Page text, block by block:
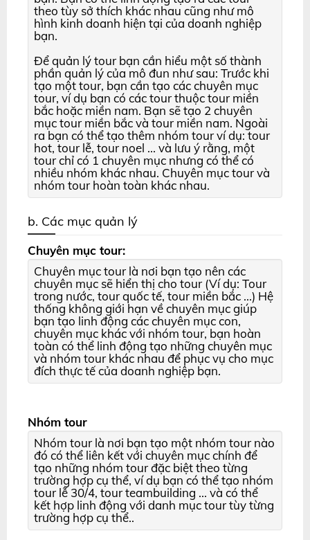
theo tùy sở thích khác nhau cũng như mô
hình kinh doanh hiện tại của doanh nghiệp
bạn.
Để quản lý tour bạn cần hiểu một số thành
phần quản lý của mô đun như sau: Trước khi
tạo một tour, bạn cần tạo các chuyên mục
tour, ví dụ bạn có các tour thuộc tour miền
bắc hoặc miền nam. Bạn sẽ tạo 2 chuyên
mục tour miền bắc và tour miền nam. Ngoài
ra bạn có thể tạo thêm nhóm tour ví dụ: tour
hot, tour lễ, tour noel ... và lưu ý rằng, một
tour chỉ có 1 chuyên mục nhưng có thể có
nhiều nhóm khác nhau. Chuyên mục tour và
nhóm tour hoàn toàn khác nhau.
b. Các mục quản lý
Chuyên mục tour:
Chuyên mục tour là nơi bạn tạo nên các
chuyên mục sẽ hiển thị cho tour (Ví dụ: Tour
trong nước, tour quốc tế, tour miền bắc ...) Hệ
thống không giới hạn về chuyên mục giúp
bạn tạo linh động các chuyên mục con,
chuyên mục khác với nhóm tour, bạn hoàn
toàn có thể linh động tạo những chuyên mục
và nhóm tour khác nhau để phục vụ cho mục
đích thực tế của doanh nghiệp bạn.
Nhóm tour
Nhóm tour là nơi bạn tạo một nhóm tour nào
đó có thể liên kết với chuyên mục chính để
tạo những nhóm tour đặc biệt theo từng
trường hợp cụ thể, ví dụ bạn có thể tạo nhóm
tour lễ 30/4, tour teambuilding ... và có thể
kết hợp linh động với danh mục tour tùy từng
trường hợp cụ thể..